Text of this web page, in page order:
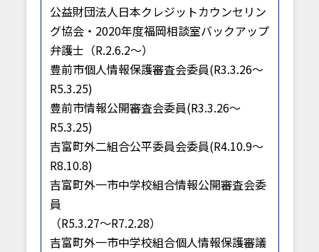
公益財団法人日本クレジットカウンセリン
グ協会・2020年度福岡相談室バックアップ
弁護士（R.2.6.2〜）
豊前市個人情報保護審査会委員(R3.3.26～
R5.3.25)
豊前市情報公開審査会委員(R3.3.26～
R5.3.25)
吉富町外二組合公平委員会委員(R4.10.9～
R8.10.8)
吉富町外一市中学校組合情報公開審査会委
員
（R5.3.27～R7.2.28）
吉富町外一市中学校組合個人情報保護審議